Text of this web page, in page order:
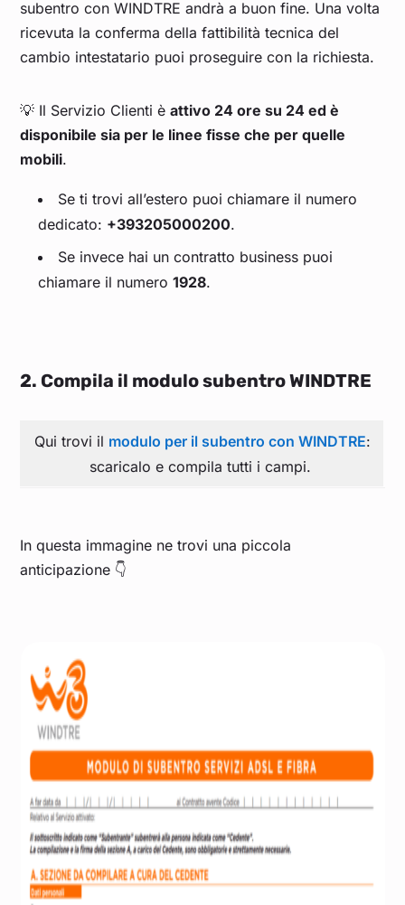
subentro con WINDTRE andrà a buon fine. Una volta
ricevuta la conferma della fattibilità tecnica del
cambio intestatario puoi proseguire con la richiesta.
💡 Il Servizio Clienti èattivo 24 ore su 24 ed è
disponibile sia per le linee fisse che per quelle
mobili.
Se ti trovi all’estero puoi chiamare il numero
dedicato: +393205000200.
Se invece hai un contratto business puoi
chiamare il numero1928.
2. Compila il modulo subentro WINDTRE
Qui trovi il modulo per il subentro con WINDTRE:
scaricalo e compila tutti i campi.
In questa immagine ne trovi una piccola
anticipazione 👇